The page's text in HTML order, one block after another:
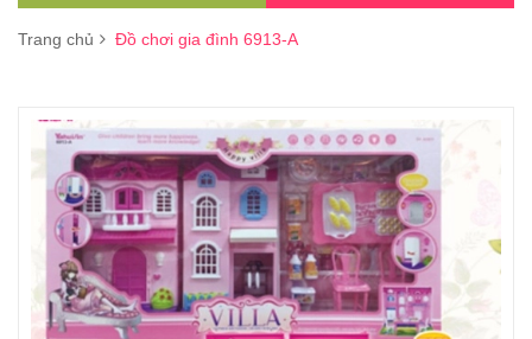
Trang chủ Đồ chơi gia đình 6913-A